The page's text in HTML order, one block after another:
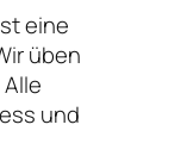
eine
üben
und